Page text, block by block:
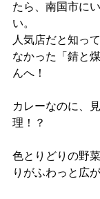
たら、南国市に
い。
人気店だと知っ
なかった「錆と
んへ！
カレーなのに、
理！？
色とりどりの野
りがふわっと広